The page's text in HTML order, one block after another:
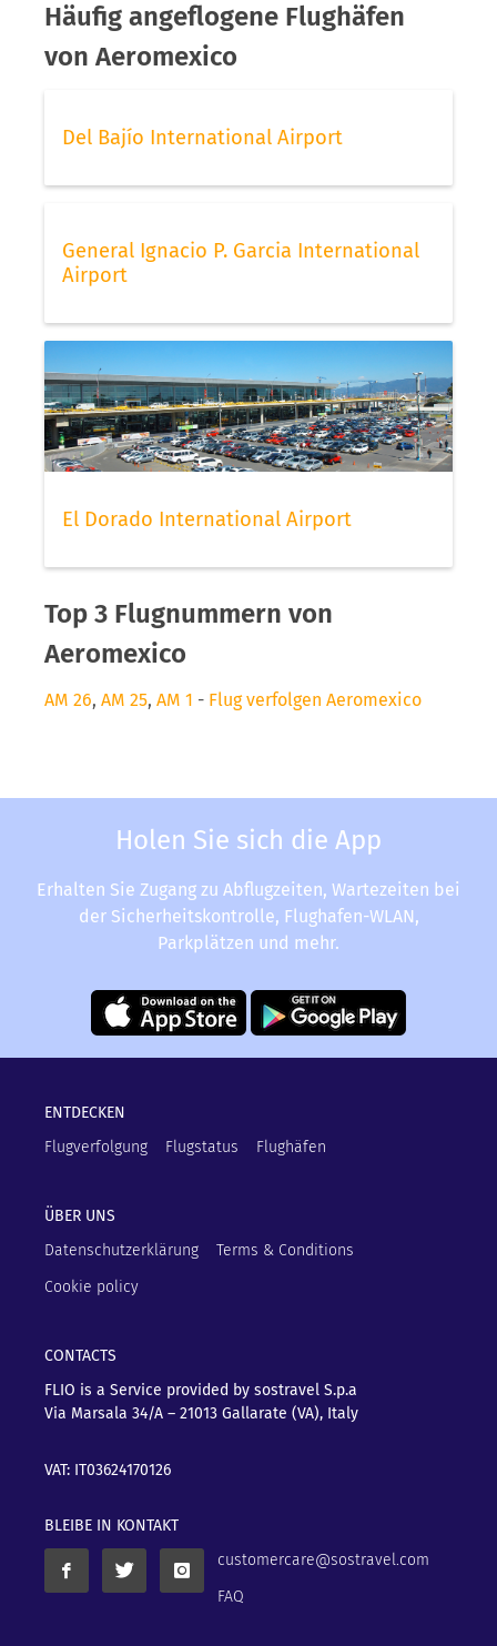
Häufig angeflogene Flughäfen
von Aeromexico
Del Bajío International Airport
General Ignacio P. Garcia International
Airport
El Dorado International Airport
Top 3 Flugnummern von
Aeromexico
AM 26, AM 25, AM 1 - Flug verfolgen Aeromexico
Holen Sie sich die App
Erhalten Sie Zugang zu Abflugzeiten, Wartezeiten bei
der Sicherheitskontrolle, Flughafen-WLAN,
Parkplätzen und mehr.
ENTDECKEN
Flugverfolgung
Flugstatus Flughäfen
ÜBER UNS
Datenschutzerklärung
Terms & Conditions
Cookie policy
CONTACTS
FLIO is a Service provided by sostravel S.p.a
Via Marsala 34/A – 21013 Gallarate (VA), Italy
VAT: IT03624170126
BLEIBE IN KONTAKT
customercare@sostravel.com
FAQ